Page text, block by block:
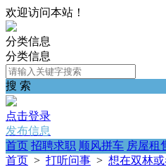
欢迎访问本站！
分类信息
分类信息
搜 索
点击登录
发布信息
首页 招聘求职 顺风拼车 房屋租
首页 > 打听问事 > 想在双林